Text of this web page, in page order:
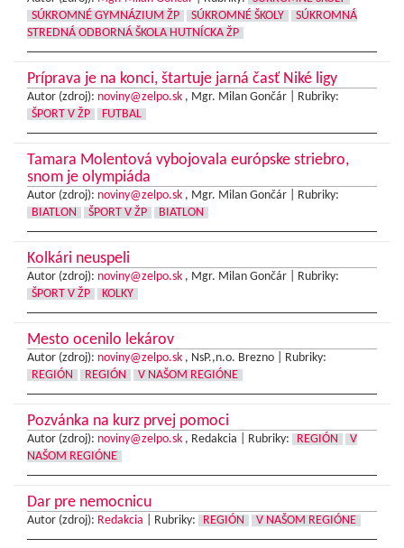
SÚKROMNÉ GYMNÁZIUM ŽP
SÚKROMNÉ ŠKOLY
SÚKROMNÁ
STREDNÁ ODBORNÁ ŠKOLA HUTNÍCKA ŽP
Príprava je na konci, štartuje jarná časť Niké ligy
Autor (zdroj): noviny@zelpo.sk , Mgr. Milan Gončár |
Rubriky:
ŠPORT V ŽP
FUTBAL
Tamara Molentová vybojovala európske striebro,
snom je olympiáda
Autor (zdroj): noviny@zelpo.sk , Mgr. Milan Gončár |
Rubriky:
BIATLON
ŠPORT V ŽP BIATLON
Kolkári neuspeli
Autor (zdroj): noviny@zelpo.sk , Mgr. Milan Gončár |
Rubriky:
ŠPORT V ŽP
KOLKY
Mesto ocenilo lekárov
Autor (zdroj): noviny@zelpo.sk , NsP.,n.o. Brezno |
Rubriky:
REGIÓN
REGIÓN V NAŠOM REGIÓNE
Pozvánka na kurz prvej pomoci
Autor (zdroj): noviny@zelpo.sk , Redakcia | Rubriky: REGIÓN
V
NAŠOM REGIÓNE
Dar pre nemocnicu
Autor (zdroj): Redakcia Rubriky: REGIÓN V NAŠOM REGIÓNE